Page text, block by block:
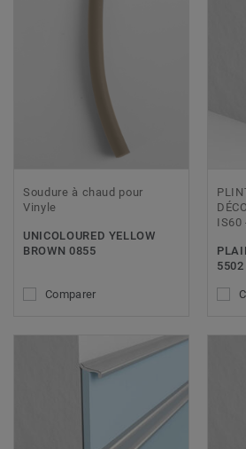
Soudure à chaud pour
Vinyle
UNICOLOURED YELLOW
BROWN 0855
Comparer
IS60
5502